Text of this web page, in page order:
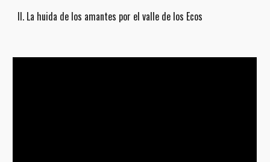
II. La huida de los amantes por el valle de los Ecos